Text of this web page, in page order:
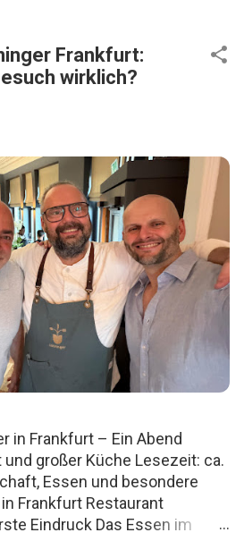
Frankfurt:
wirklich?
in Frankfurt – Ein Abend
großer Küche Lesezeit: ca.
Essen und besondere
Frankfurt Restaurant
Eindruck Das Essen im